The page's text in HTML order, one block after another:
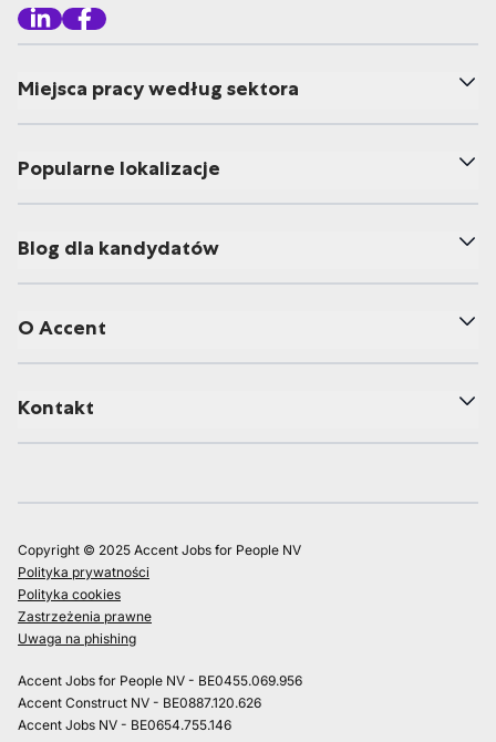
Miejsca pracy według sektora
Popularne lokalizacje
Blog dla kandydatów
O Accent
Kontakt
Copyright © 2025 Accent Jobs for People NV
Polityka prywatności
Polityka cookies
Zastrzeżenia prawne
Uwaga na phishing
Accent Jobs for People NV - BE0455.069.956
Accent Construct NV - BE0887.120.626
Accent Jobs NV - BE0654.755.146